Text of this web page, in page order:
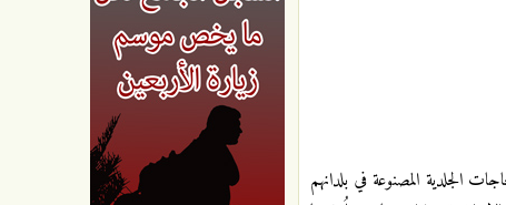
الجلدية المصنوعة في بلدانهم